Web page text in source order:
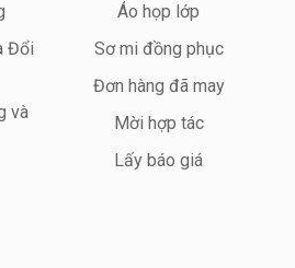
Đổi
và
Áo họp lớp
Sơ mi đồng phục
Đơn hàng đã may
Mời hợp tác
Lấy báo giá